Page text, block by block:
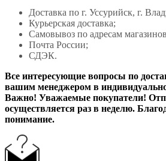
Доставка по г. Уссурийск, г.
Курьерская доставка;
Самовывоз по адресам
Почта России;
СДЭК.
Все интересующие вопросы по
вашим менеджером в
Важно! Уважаемые покупатели!
осуществляется раз в неделю.
понимание.